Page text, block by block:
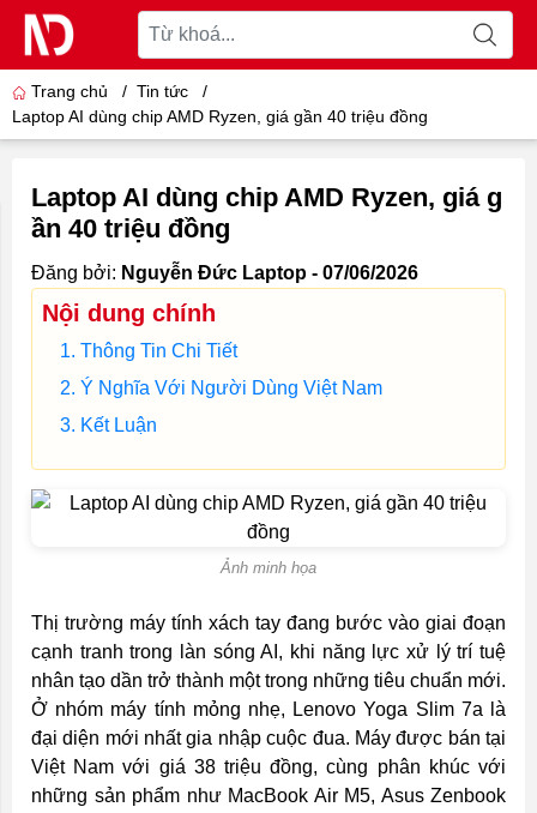
Trang chủ / Tin tức
/
Laptop AI dùng chip AMD Ryzen, giá gần 40 triệu đồng
Laptop AI dùng chip AMD Ryzen, giá g
ần 40 triệu đồng
Đăng bởi: Nguyễn Đức Laptop - 07/06/2026
Nội dung chính
Thông Tin Chi Tiết
Ý Nghĩa Với Người Dùng Việt Nam
Kết Luận
Ảnh minh họa
Thị trường máy tính xách tay đang bước vào giai đoạn
cạnh tranh trong làn sóng AI, khi năng lực xử lý trí tuệ
nhân tạo dần trở thành một trong những tiêu chuẩn mới.
Ở nhóm máy tính mỏng nhẹ, Lenovo Yoga Slim 7a là
đại diện mới nhất gia nhập cuộc đua. Máy được bán tại
Việt Nam với giá 38 triệu đồng, cùng phân khúc với
những sản phẩm như MacBook Air M5, Asus Zenbook